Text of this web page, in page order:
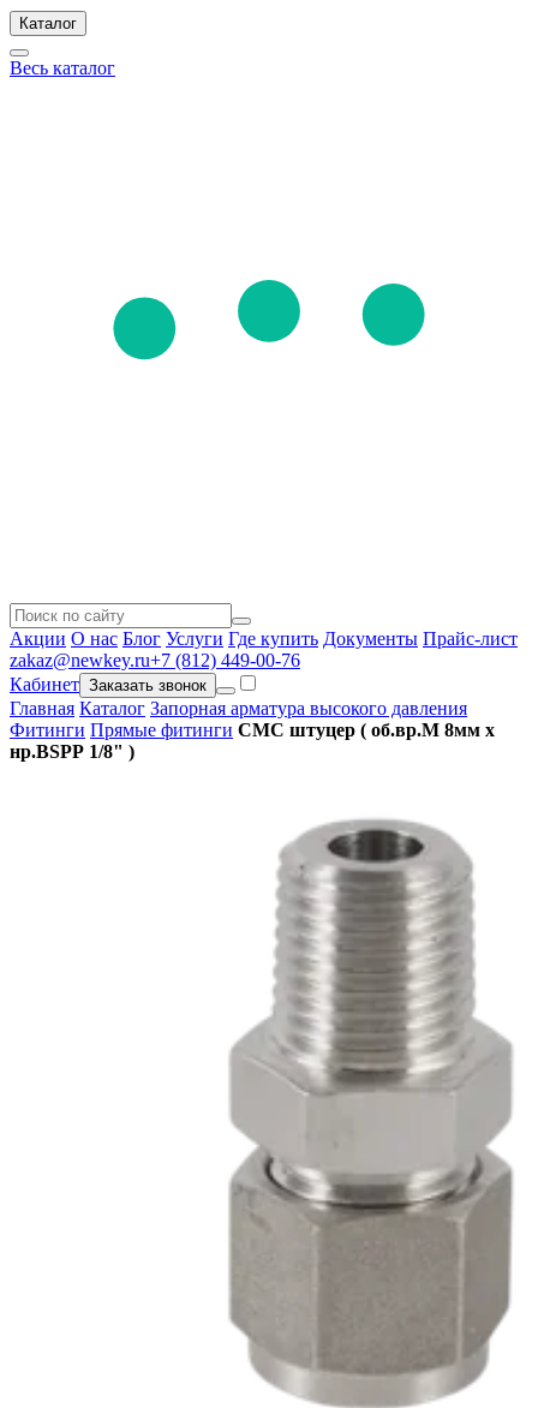
Каталог
Весь каталог
Акции О нас Блог Услуги Где купить Документы Прайс-лист
zakaz@newkey.ru+7 (812) 449-00-76
Кабинет Заказать звонок
Главная Каталог Запорная арматура высокого давления
Фитинги Прямые фитинги CMC штуцер ( об.вр.М 8мм x
нр.BSPP 1/8" )